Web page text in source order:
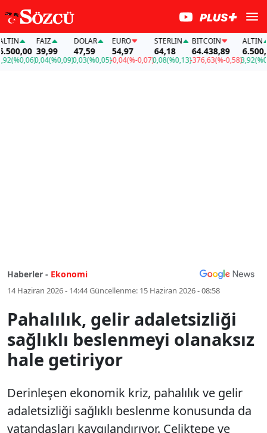
(%0,06)
FAİZ
39,99
0,04(%0,09)
DOLAR
47,59
0,03(%0,05)
EURO
54,97
-0,04(%-0,07)
STERLIN
64,18
0,08(%0,13)
BITCOIN
64.438,89
-376,63(%-0,58)
ALTIN
6.500,00
3,92
Haberler - Ekonomi
14 Haziran 2026 - 14:44Güncellenme: 15 Haziran 2026 - 08:58
Pahalılık, gelir adaletsizliği
sağlıklı beslenmeyi olanaksız
hale getiriyor
Derinleşen ekonomik kriz, pahalılık ve gelir
adaletsizliği sağlıklı beslenme konusunda da
vatandaşları kaygılandırıyor. Çeliktepe ve